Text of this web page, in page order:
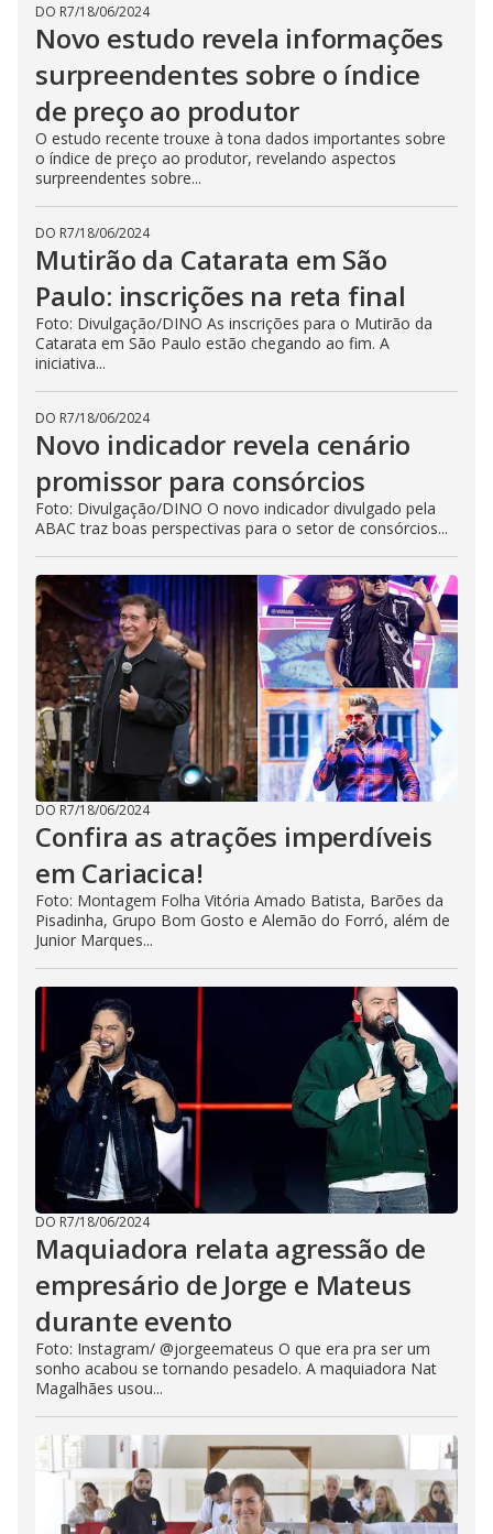
DO R7/18/06/2024
Novo estudo revela informações
surpreendentes sobre o índice
de preço ao produtor
O estudo recente trouxe à tona dados importantes sobre
o índice de preço ao produtor, revelando aspectos
surpreendentes sobre...
DO R7/18/06/2024
Mutirão da Catarata em São
Paulo: inscrições na reta final
Foto: Divulgação/DINO As inscrições para o Mutirão da
Catarata em São Paulo estão chegando ao fim. A
iniciativa...
DO R7/18/06/2024
Novo indicador revela cenário
promissor para consórcios
Foto: Divulgação/DINO O novo indicador divulgado pela
ABAC traz boas perspectivas para o setor de consórcios...
DO R7/18/06/2024
Confira as atrações imperdíveis
em Cariacica!
Foto: Montagem Folha Vitória Amado Batista, Barões da
Pisadinha, Grupo Bom Gosto e Alemão do Forró, além de
Junior Marques...
DO R7/18/06/2024
Maquiadora relata agressão de
empresário de Jorge e Mateus
durante evento
Foto: Instagram/ @jorgeemateus O que era pra ser um
sonho acabou se tornando pesadelo. A maquiadora Nat
Magalhães usou...